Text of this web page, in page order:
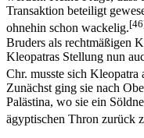
Transaktion beteiligt
ohnehin schon wackelig.
Bruders als rechtmäßigen
Kleopatras Stellung nun
Chr. musste sich
Zunächst ging sie nach
Palästina, wo sie ein
ägyptischen Thron zurück